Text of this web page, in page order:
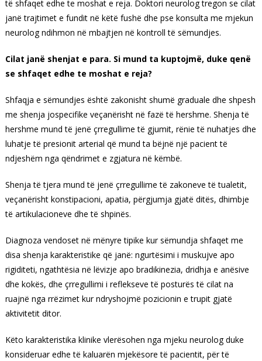
të shfaqet edhe te moshat e reja. Doktori neurolog tregon se cilat
janë trajtimet e fundit në këtë fushë dhe pse konsulta me mjekun
neurolog ndihmon në mbajtjen në kontroll të sëmundjes.
Cilat janë shenjat e para. Si mund ta kuptojmë, duke qenë
se shfaqet edhe te moshat e reja?
Shfaqja e sëmundjes është zakonisht shumë graduale dhe shpesh
me shenja jospecifike veçanërisht në fazë të hershme. Shenja të
hershme mund të jenë çrregullime të gjumit, rënie të nuhatjes dhe
luhatje të presionit arterial që mund ta bëjnë një pacient të
ndjeshëm nga qëndrimet e zgjatura në këmbë.
Shenja të tjera mund të jenë çrregullime të zakoneve të tualetit,
veçanërisht konstipacioni, apatia, përgjumja gjatë ditës, dhimbje
të artikulacioneve dhe të shpinës.
Diagnoza vendoset në mënyre tipike kur sëmundja shfaqet me
disa shenja karakteristike që janë: ngurtësimi i muskujve apo
rigiditeti, ngathtësia në lëvizje apo bradikinezia, dridhja e anësive
dhe kokës, dhe çrregullimi i reflekseve të posturës të cilat na
ruajnë nga rrëzimet kur ndryshojmë pozicionin e trupit gjatë
aktivitetit ditor.
Këto karakteristika klinike vlerësohen nga mjeku neurolog duke
konsideruar edhe të kaluarën mjekësore të pacientit, për të